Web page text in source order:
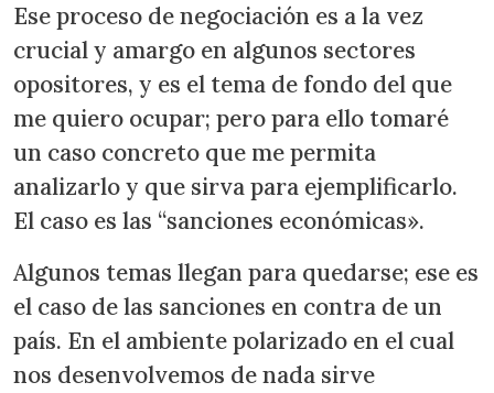
Ese proceso de negociación es a la vez
crucial y amargo en algunos sectores
opositores, y es el tema de fondo del que
me quiero ocupar; pero para ello tomaré
un caso concreto que me permita
analizarlo y que sirva para ejemplificarlo.
El caso es las “sanciones económicas».
Algunos temas llegan para quedarse; ese es
el caso de las sanciones en contra de un
país. En el ambiente polarizado en el cual
nos desenvolvemos de nada sirve